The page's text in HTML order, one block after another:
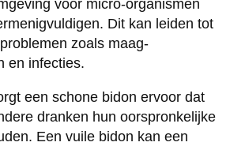
voor micro-organismen
Dit kan leiden tot
zoals maag-
en infecties.
een schone bidon ervoor dat
dranken hun oorspronkelijke
Een vuile bidon kan een